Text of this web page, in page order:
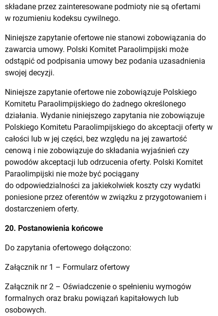
składane przez zainteresowane podmioty nie są ofertami
w rozumieniu kodeksu cywilnego.
Niniejsze zapytanie ofertowe nie stanowi zobowiązania do
zawarcia umowy. Polski Komitet Paraolimpijski może
odstąpić od podpisania umowy bez podania uzasadnienia
swojej decyzji.
Niniejsze zapytanie ofertowe nie zobowiązuje Polskiego
Komitetu Paraolimpijskiego do żadnego określonego
działania. Wydanie niniejszego zapytania nie zobowiązuje
Polskiego Komitetu Paraolimpijskiego do akceptacji oferty w
całości lub w jej części, bez względu na jej zawartość
cenową i nie zobowiązuje do składania wyjaśnień czy
powodów akceptacji lub odrzucenia oferty. Polski Komitet
Paraolimpijski nie może być pociągany
do odpowiedzialności za jakiekolwiek koszty czy wydatki
poniesione przez oferentów w związku z przygotowaniem i
dostarczeniem oferty.
20. Postanowienia końcowe
Do zapytania ofertowego dołączono:
Załącznik nr 1 – Formularz ofertowy
Załącznik nr 2 – Oświadczenie o spełnieniu wymogów
formalnych oraz braku powiązań kapitałowych lub
osobowych.